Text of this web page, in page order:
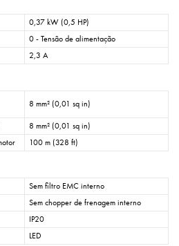
0,37 kW (0,5 HP)
0 - Tensão de alimentação
2,3 A
8 mm² (0,01 sq in)
8 mm² (0,01 sq in)
100 m (328 ft)
Sem filtro EMC interno
Sem chopper de frenagem interno
IP20
LED